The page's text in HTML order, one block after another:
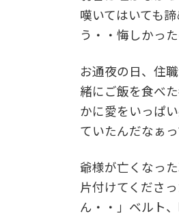
嘆いてはいても
う・・悔しかっ
お通夜の日、住
緒にご飯を食べ
かに愛をいっぱ
ていたんだなぁ
爺様が亡くなっ
片付けてくださ
ん・・」ベルト